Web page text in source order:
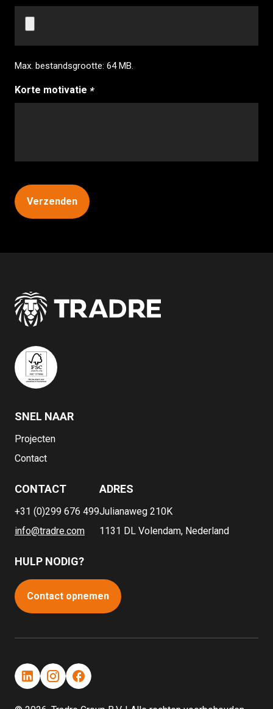
Max. bestandsgrootte: 64 MB.
Korte motivatie (Vereist)
SNEL NAAR
Projecten
Contact
CONTACT
+31 (0)299 676 499
info@tradre.com
ADRES
Julianaweg 210K
1131 DL Volendam, Nederland
HULP NODIG?
Contact opnemen